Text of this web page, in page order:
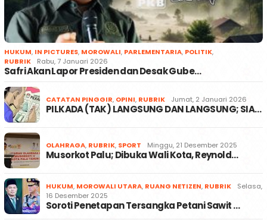
HUKUM, IN PICTURES, MOROWALI, PARLEMENTARIA, POLITIK,
RUBRIK
Rabu, 7 Januari 2026
Safri Akan Lapor Presiden dan Desak Gube…
CATATAN PINGGIR, OPINI, RUBRIK Jumat, 2 Januari 2026
PILKADA (TAK) LANGSUNG DAN LANGSUNG; SIA…
OLAHRAGA, RUBRIK, SPORT Minggu, 21 Desember 2025
Musorkot Palu; Dibuka Wali Kota, Reynold…
HUKUM, MOROWALI UTARA, RUANG NETIZEN, RUBRIK
Selasa,
16 Desember 2025
Soroti Penetapan Tersangka Petani Sawit …